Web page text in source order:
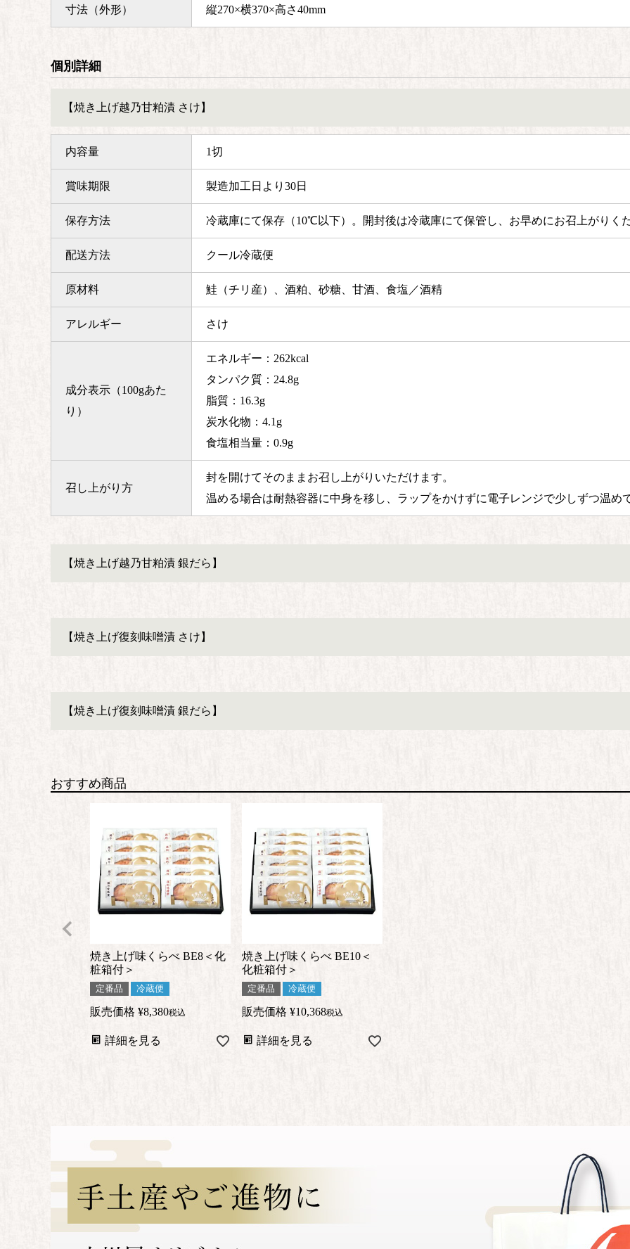
寸法（外形） 縦270×横370×高さ40mm
個別詳細
【焼き上げ越乃甘粕漬 さけ】
内容量 1切
賞味期限 製造加工日より30日
保存方法 冷蔵庫にて保存（10℃以下）。 開封後は冷蔵庫にて保管し、お早めにお召上がりく
配送方法 クール冷蔵便
原材料 鮭（チリ産）、酒粕、砂糖、甘酒、食塩／酒精
アレルギー さけ
成分表示（100gあた
り）
エネルギー：262kcal
タンパク質：24.8g
脂質：16.3g
炭水化物：4.1g
食塩相当量：0.9g
召し上がり方
封を開けてそのままお召し上がりいただけます。
温める場合は耐熱容器に中身を移し、ラップをかけずに電子レンジで少しずつ温め
【焼き上げ越乃甘粕漬 銀だら】
【焼き上げ復刻味噌漬 さけ】
【焼き上げ復刻味噌漬 銀だら】
おすすめ商品
焼き上げ味くらべ BE8＜化
粧箱付＞
定番品 冷蔵便
販売価格 ¥8,380税込
詳細を見る
焼き上げ味くらべ BE10＜
化粧箱付＞
定番品 冷蔵便
販売価格 ¥10,368税込
詳細を見る